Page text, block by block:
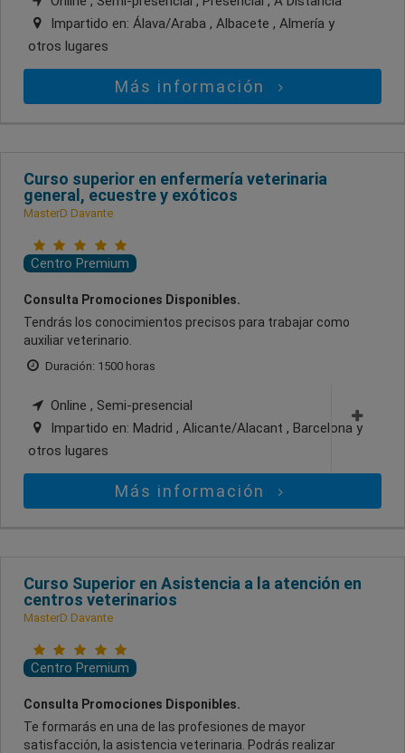
Impartido en: Álava/Araba , Albacete , Almería y
otros lugares
Más información
Curso superior en enfermería veterinaria
general, ecuestre y exóticos
MasterD Davante
Centro Premium
Consulta Promociones Disponibles.
Tendrás los conocimientos precisos para trabajar como
auxiliar veterinario.
Duración: 1500 horas
Online , Semi-presencial
Impartido en: Madrid , Alicante/Alacant , Barcelona y
otros lugares
Más información
Curso Superior en Asistencia a la atención en
centros veterinarios
MasterD Davante
Centro Premium
Consulta Promociones Disponibles.
Te formarás en una de las profesiones de mayor
satisfacción, la asistencia veterinaria. Podrás realizar